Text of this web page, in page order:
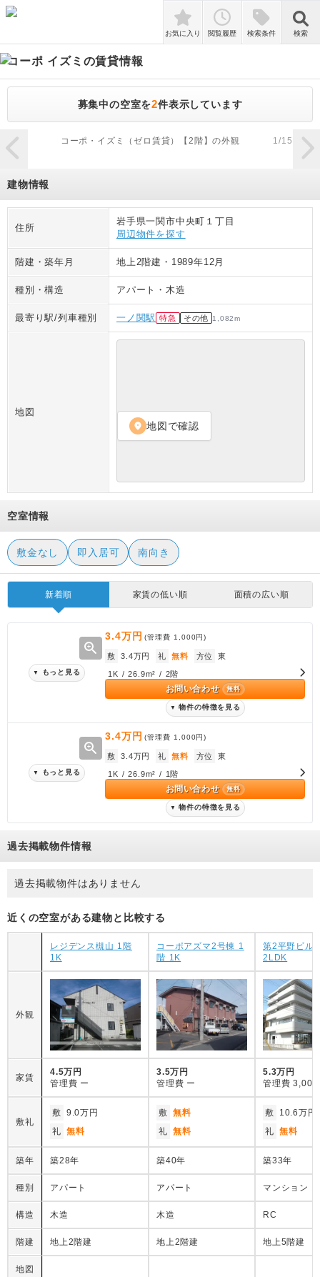
検索
お気に入り 閲覧履歴 検索条件 検索
コーポ イズミ の賃貸情報
募集中の空室を2件表示しています
zoom_in
コーポ・イズミ（ゼロ賃貸）【2階】の外観 1/15
建物情報
住所
岩手県一関市中央町１丁目
周辺物件を探す
階建・築年月 地上2階建 ・ 1989年12月
種別・構造 アパート ・ 木造
最寄り駅/列車種別 一ノ関駅 特急 その他 1,082m
地図
location_on 地図で確認
空室情報
敷金なし 即入居可 南向き
新着順 家賃の低い順 面積の広い順
zoom_in
▼ もっと見る
3.4万円 (管理費 1,000円)
敷 3.4万円 礼 無料 方位 東
1K / 26.9m² / 2階
お問い合わせ 無料
▼ 物件の特徴を見る
zoom_in
▼ もっと見る
3.4万円 (管理費 1,000円)
敷 3.4万円 礼 無料 方位 東
1K / 26.9m² / 1階
お問い合わせ 無料
▼ 物件の特徴を見る
過去掲載物件情報
過去掲載物件はありません
近くの空室がある建物と比較する
レジデンス槻山 1階
1K
コーポアズマ2号棟 1
階 1K
第2平野ビル
2LDK
外観
家賃
4.5万円
管理費 ー
3.5万円
管理費 ー
5.3万円
管理費 3,000
敷礼
敷 9.0万円
礼 無料
敷 無料
礼 無料
敷
10.6万円
礼 無料
築年 築28年 築40年 築33年
種別 アパート アパート マンション
構造 木造 木造 RC
階建 地上2階建 地上2階建 地上5階建
地図